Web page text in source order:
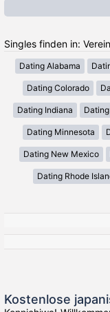
Singles finden in:
Dating Alabama
Dating Colorado
Dating Indiana
Dating Minnesota
Dating New Mexico
Dating Rhode
Kostenlose